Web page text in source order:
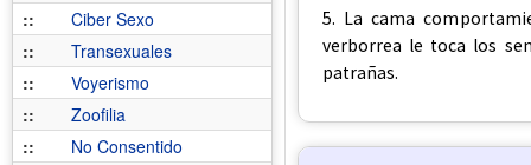
::
Ciber Sexo
::
Transexuales
::
Voyerismo
::
Zoofilia
::
No Consentido
5. La cama
verborrea le toca los
patrañas.